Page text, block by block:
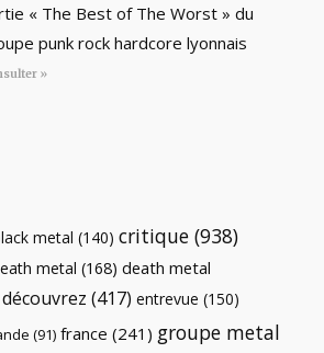
« The Best of The Worst » du
punk rock hardcore lyonnais
»
metal (140) critique (938)
metal (168) death metal
découvrez (417) entrevue (150)
(91) france (241) groupe metal